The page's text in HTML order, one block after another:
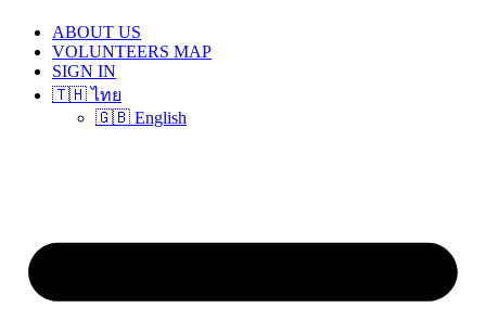
ABOUT US
VOLUNTEERS MAP
SIGN IN
🇹🇭 ไทย
🇬🇧 English